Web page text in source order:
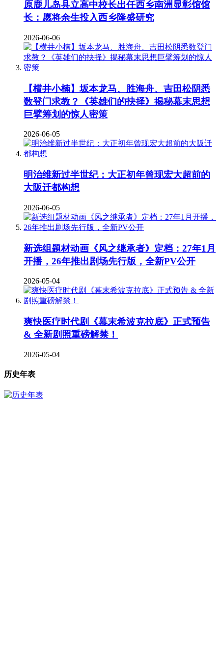
原鹿儿岛县立高中校长出任西乡南洲显彰馆馆
长：愿将余生投入西乡隆盛研究
2026-06-06
【横井小楠】坂本龙马、胜海舟、吉田松阴悉
数登门求教？《英雄们的抉择》揭秘幕末思想
巨擘筹划的惊人密策
2026-06-05
明治维新过半世纪：大正初年曾现宏大超前的
大阪迁都构想
2026-06-05
新选组题材动画《风之继承者》定档：27年1月
开播，26年推出剧场先行版，全新PV公开
2026-05-04
爽快医疗时代剧《幕末希波克拉底》正式预告
& 全新剧照重磅解禁！
2026-05-04
历史年表